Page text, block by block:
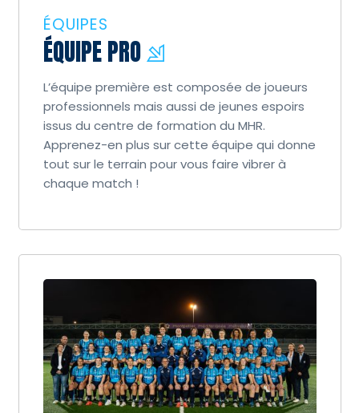
ÉQUIPES
ÉQUIPE PRO
L’équipe première est composée de joueurs
professionnels mais aussi de jeunes espoirs
issus du centre de formation du MHR.
Apprenez-en plus sur cette équipe qui donne
tout sur le terrain pour vous faire vibrer à
chaque match !